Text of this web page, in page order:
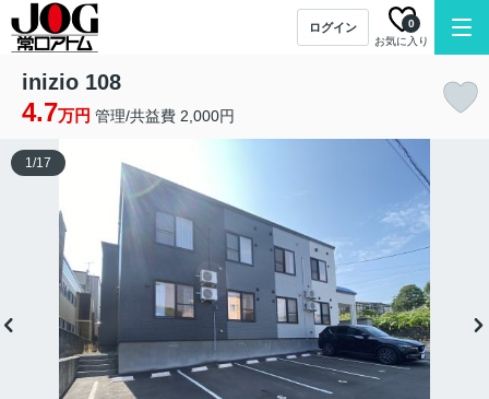
ログイン
お気に入り
0
inizio 108
4.7万円 管理/共益費 2,000円
1/17